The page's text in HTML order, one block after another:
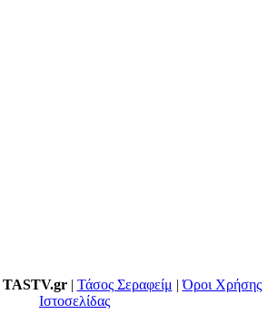
TASTV.gr| Τάσος Σεραφείμ |Όροι Χρήσης
Ιστοσελίδας